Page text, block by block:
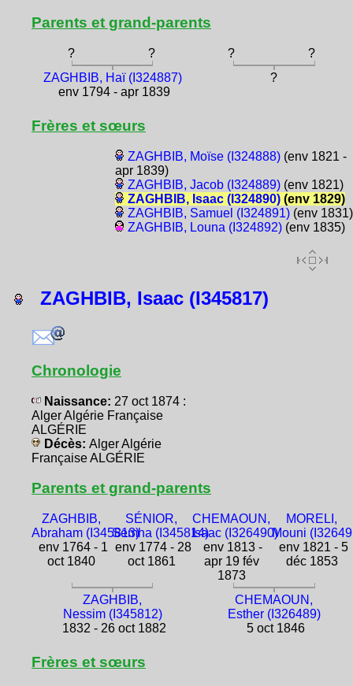
Parents et grand-parents
? ? ?
?
ZAGHBIB, Haï (I324887)
env 1794 - apr 1839
?
Frères et sœurs
ZAGHBIB, Moïse (I324888)(env 1821 -
apr 1839)
ZAGHBIB, Jacob (I324889)(env 1821)
ZAGHBIB, Isaac (I324890)(env 1829)
ZAGHBIB, Samuel (I324891)(env 1831)
ZAGHBIB, Louna (I324892)(env 1835)
ZAGHBIB, Isaac (I345817)
Chronologie
Naissance: 27 oct 1874 :
Alger Algérie Française
ALGÉRIE
Décès: Alger Algérie
Française ALGÉRIE
Parents et grand-parents
ZAGHBIB,
Abraham (I345813)
env 1764 - 1
oct 1840
SÉNIOR,
Semha (I345814)
env 1774 - 28
oct 1861
CHEMAOUN,
Isaac (I326490)
env 1813 -
apr 19 fév
1873
MORELI,
Mouni
env 1821 - 5
déc 1853
ZAGHBIB,
Nessim (I345812)
1832 - 26 oct 1882
CHEMAOUN,
Esther (I326489)
5 oct 1846
Frères et sœurs